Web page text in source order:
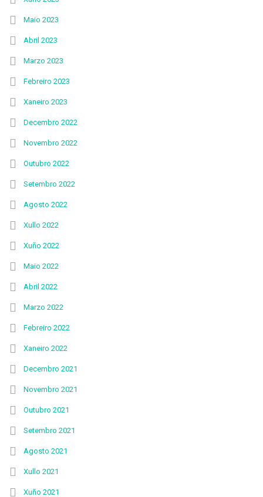
Maio 2023
Abril 2023
Marzo 2023
Febreiro 2023
Xaneiro 2023
Decembro 2022
Novembro 2022
Outubro 2022
Setembro 2022
Agosto 2022
Xullo 2022
Xuño 2022
Maio 2022
Abril 2022
Marzo 2022
Febreiro 2022
Xaneiro 2022
Decembro 2021
Novembro 2021
Outubro 2021
Setembro 2021
Agosto 2021
Xullo 2021
Xuño 2021